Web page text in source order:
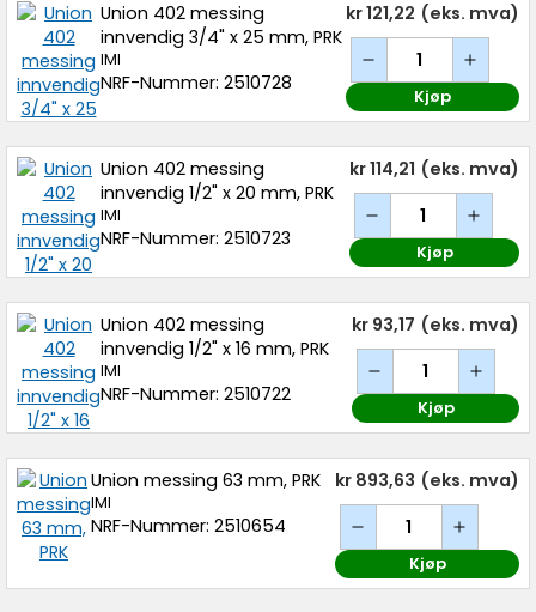
Union 402 messing
innvendig 3/4" x 25 mm, PRK
IMI
NRF-Nummer: 2510728
kr 121,22 (eks. mva)
Kjøp
Union 402 messing
innvendig 1/2" x 20 mm, PRK
IMI
NRF-Nummer: 2510723
kr 114,21 (eks. mva)
Kjøp
Union 402 messing
innvendig 1/2" x 16 mm, PRK
IMI
NRF-Nummer: 2510722
kr 93,17 (eks. mva)
Kjøp
Union messing 63 mm, PRK
IMI
NRF-Nummer: 2510654
kr 893,63 (eks. mva)
Kjøp